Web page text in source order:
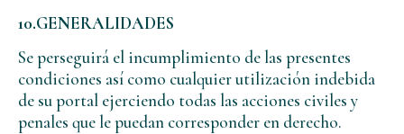
10.GENERALIDADES
Se perseguirá el incumplimiento de las presentes
condiciones así como cualquier utilización indebida
de su portal ejerciendo todas las acciones civiles y
penales que le puedan corresponder en derecho.